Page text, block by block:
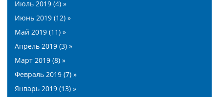
Июль 2019 (4) »
Июнь 2019 (12) »
Май 2019 (11) »
Апрель 2019 (3) »
Март 2019 (8) »
Февраль 2019 (7) »
Январь 2019 (13) »